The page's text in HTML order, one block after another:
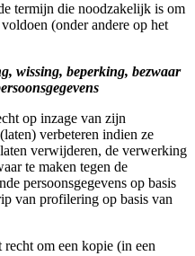
termijn die noodzakelijk is om
(onder andere op het
wissing, beperking, bezwaar
op inzage van zijn
verbeteren indien ze
verwijderen, de verwerking
te maken tegen de
persoonsgegevens op basis
van profilering op basis van
om een kopie (in een